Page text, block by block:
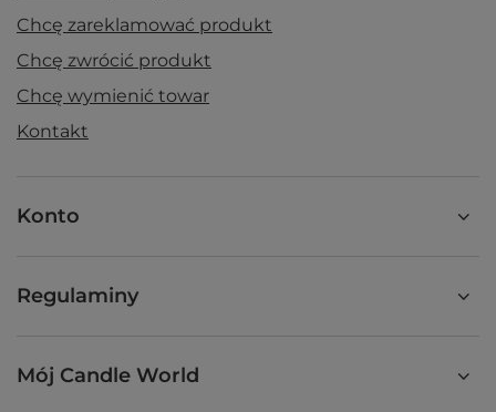
Chcę zareklamować produkt
Chcę zwrócić produkt
Chcę wymienić towar
Kontakt
Konto
Regulaminy
Mój Candle World